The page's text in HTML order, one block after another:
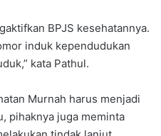
BPJS kesehatannya.
induk kependudukan
kata Pathul.
Murnah harus menjadi
pihaknya juga meminta